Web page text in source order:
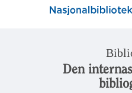
Den